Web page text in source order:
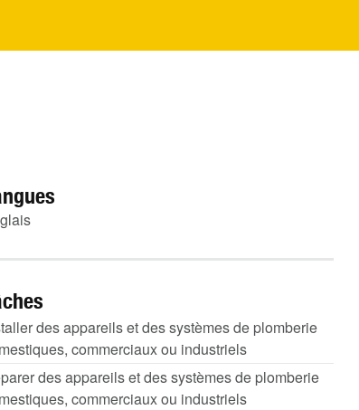
des appareils et des systèmes de plomberie
commerciaux ou industriels
des appareils et des systèmes de plomberie
commerciaux ou industriels